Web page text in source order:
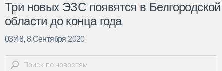
Три новых ЭЗС появятся в Белгородской
области до конца года
03:48, 8 Сентября 2020